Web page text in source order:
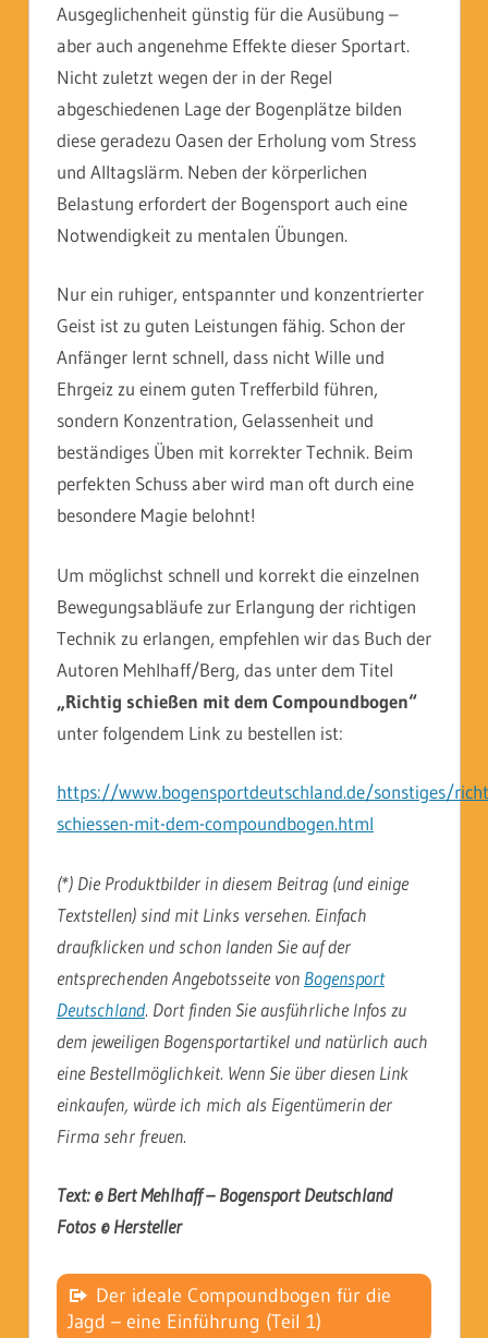
Ausgeglichenheit günstig für die Ausübung –
aber auch angenehme Effekte dieser Sportart.
Nicht zuletzt wegen der in der Regel
abgeschiedenen Lage der Bogenplätze bilden
diese geradezu Oasen der Erholung vom Stress
und Alltagslärm. Neben der körperlichen
Belastung erfordert der Bogensport auch eine
Notwendigkeit zu mentalen Übungen.
Nur ein ruhiger, entspannter und konzentrierter
Geist ist zu guten Leistungen fähig. Schon der
Anfänger lernt schnell, dass nicht Wille und
Ehrgeiz zu einem guten Trefferbild führen,
sondern Konzentration, Gelassenheit und
beständiges Üben mit korrekter Technik. Beim
perfekten Schuss aber wird man oft durch eine
besondere Magie belohnt!
Um möglichst schnell und korrekt die einzelnen
Bewegungsabläufe zur Erlangung der richtigen
Technik zu erlangen, empfehlen wir das Buch der
Autoren Mehlhaff/Berg, das unter dem Titel
„Richtig schießen mit dem Compoundbogen“
unter folgendem Link zu bestellen ist:
https://www.bogensportdeutschland.de/sonstiges/
schiessen-mit-dem-compoundbogen.html
(*) Die Produktbilder in diesem Beitrag (und einige
Textstellen) sind mit Links versehen. Einfach
draufklicken und schon landen Sie auf der
entsprechenden Angebotsseite von Bogensport
Deutschland. Dort finden Sie ausführliche Infos zu
dem jeweiligen Bogensportartikel und natürlich auch
eine Bestellmöglichkeit. Wenn Sie über diesen Link
einkaufen, würde ich mich als Eigentümerin der
Firma sehr freuen.
Text: © Bert Mehlhaff – Bogensport Deutschland
Fotos © Hersteller
Der ideale Compoundbogen für die
Jagd – eine Einführung (Teil 1)